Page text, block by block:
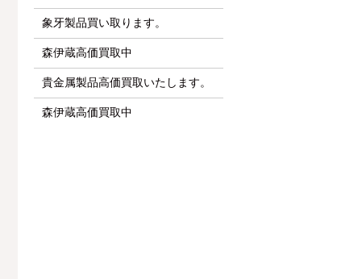
象牙製品買い取ります。
森伊蔵高価買取中
貴金属製品高価買取いたします。
森伊蔵高価買取中